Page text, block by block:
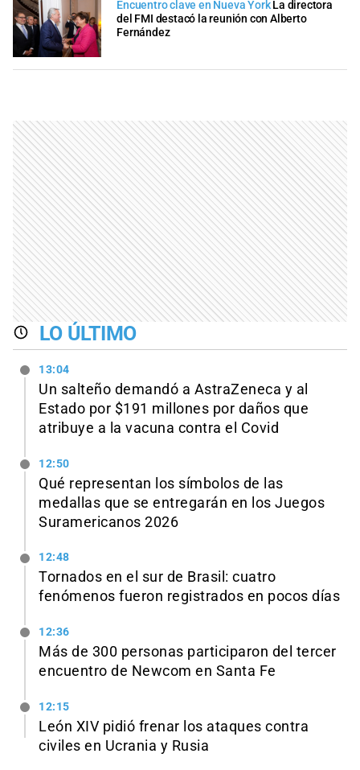
Encuentro clave en Nueva York La directora
del FMI destacó la reunión con Alberto
Fernández
LO ÚLTIMO
13:04
Un salteño demandó a AstraZeneca y al
Estado por $191 millones por daños que
atribuye a la vacuna contra el Covid
12:50
Qué representan los símbolos de las
medallas que se entregarán en los Juegos
Suramericanos 2026
12:48
Tornados en el sur de Brasil: cuatro
fenómenos fueron registrados en pocos días
12:36
Más de 300 personas participaron del tercer
encuentro de Newcom en Santa Fe
12:15
León XIV pidió frenar los ataques contra
civiles en Ucrania y Rusia